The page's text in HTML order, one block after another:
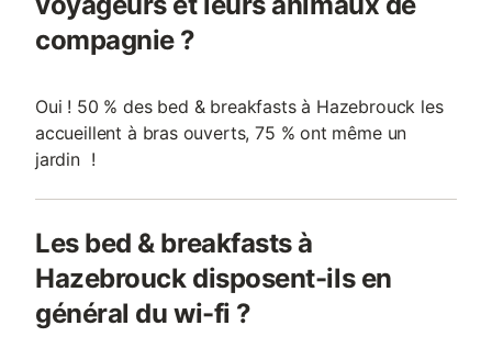
compagnie ?
Oui ! 50 % des bed & breakfasts à Hazebrouck les
accueillent à bras ouverts, 75 % ont même un
jardin !
Les bed & breakfasts à
Hazebrouck disposent-ils en
général du wi-fi ?